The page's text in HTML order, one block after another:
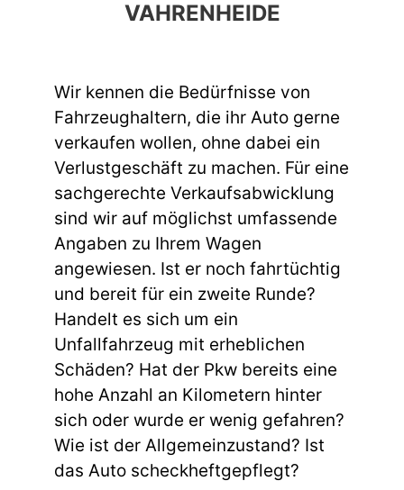
VAHRENHEIDE
Wir kennen die Bedürfnisse von
Fahrzeughaltern, die ihr Auto gerne
verkaufen wollen, ohne dabei ein
Verlustgeschäft zu machen. Für eine
sachgerechte Verkaufsabwicklung
sind wir auf möglichst umfassende
Angaben zu Ihrem Wagen
angewiesen. Ist er noch fahrtüchtig
und bereit für ein zweite Runde?
Handelt es sich um ein
Unfallfahrzeug mit erheblichen
Schäden? Hat der Pkw bereits eine
hohe Anzahl an Kilometern hinter
sich oder wurde er wenig gefahren?
Wie ist der Allgemeinzustand? Ist
das Auto scheckheftgepflegt?